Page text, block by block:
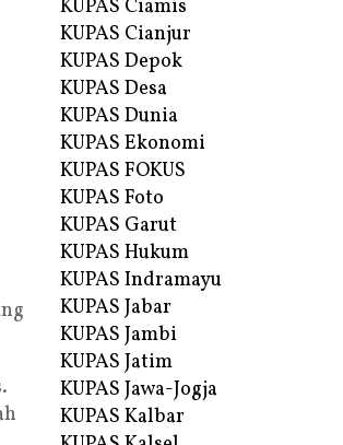
KUPAS Ciamis
KUPAS Cianjur
KUPAS Depok
KUPAS Desa
KUPAS Dunia
KUPAS Ekonomi
KUPAS FOKUS
KUPAS Foto
KUPAS Garut
KUPAS Hukum
KUPAS Indramayu
KUPAS Jabar
KUPAS Jambi
KUPAS Jatim
KUPAS Jawa-Jogja
KUPAS Kalbar